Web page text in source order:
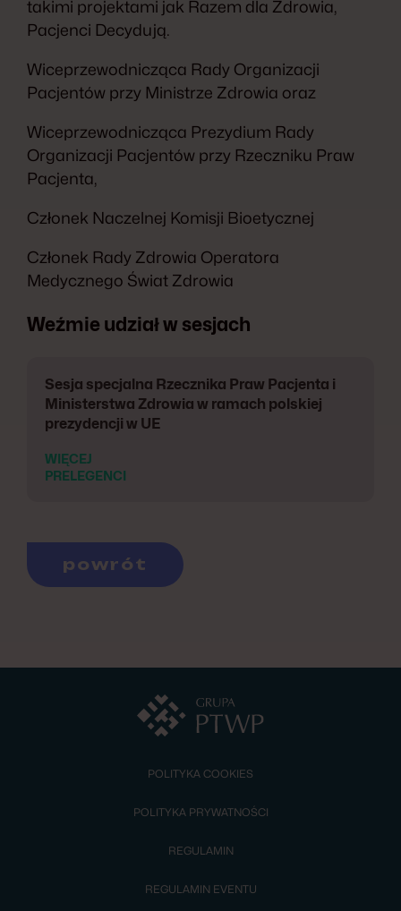
takimi projektami jak Razem dla Zdrowia,
Pacjenci Decydują.
Wiceprzewodnicząca Rady Organizacji
Pacjentów przy Ministrze Zdrowia oraz
Wiceprzewodnicząca Prezydium Rady
Organizacji Pacjentów przy Rzeczniku Praw
Pacjenta,
Członek Naczelnej Komisji Bioetycznej
Członek Rady Zdrowia Operatora
Medycznego Świat Zdrowia
Weźmie udział w sesjach
Sesja specjalna Rzecznika Praw Pacjenta i
Ministerstwa Zdrowia w ramach polskiej
prezydencji w UE
WIĘCEJ
PRELEGENCI
powrót
POLITYKA COOKIES
POLITYKA PRYWATNOŚCI
REGULAMIN
REGULAMIN EVENTU